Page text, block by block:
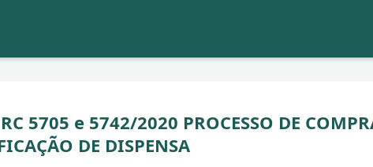
5705 e 5742/2020 PROCESSO DE
DE DISPENSA